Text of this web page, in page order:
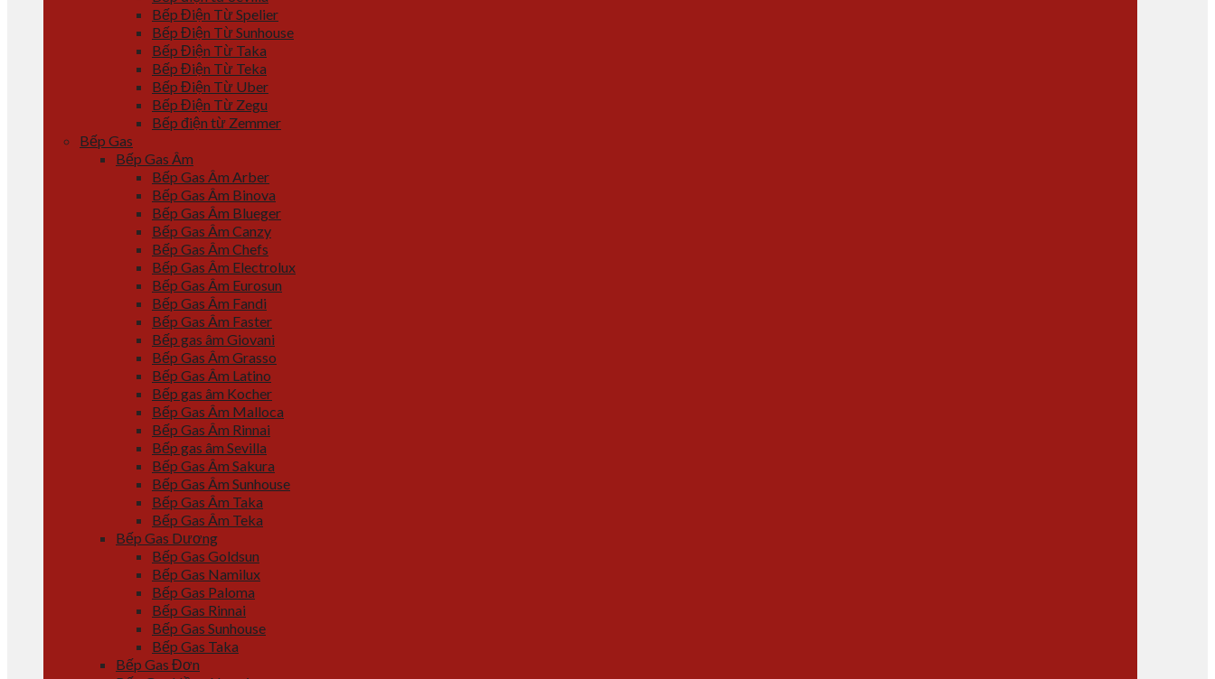
Bếp Điện Từ Spelier
Bếp Điện Từ Sunhouse
Bếp Điện Từ Taka
Bếp Điện Từ Teka
Bếp Điện Từ Uber
Bếp Điện Từ Zegu
Bếp điện từ Zemmer
Bếp Gas
Bếp Gas Âm
Bếp Gas Âm Arber
Bếp Gas Âm Binova
Bếp Gas Âm Blueger
Bếp Gas Âm Canzy
Bếp Gas Âm Chefs
Bếp Gas Âm Electrolux
Bếp Gas Âm Eurosun
Bếp Gas Âm Fandi
Bếp Gas Âm Faster
Bếp gas âm Giovani
Bếp Gas Âm Grasso
Bếp Gas Âm Latino
Bếp gas âm Kocher
Bếp Gas Âm Malloca
Bếp Gas Âm Rinnai
Bếp gas âm Sevilla
Bếp Gas Âm Sakura
Bếp Gas Âm Sunhouse
Bếp Gas Âm Taka
Bếp Gas Âm Teka
Bếp Gas Dương
Bếp Gas Goldsun
Bếp Gas Namilux
Bếp Gas Paloma
Bếp Gas Rinnai
Bếp Gas Sunhouse
Bếp Gas Taka
Bếp Gas Đơn